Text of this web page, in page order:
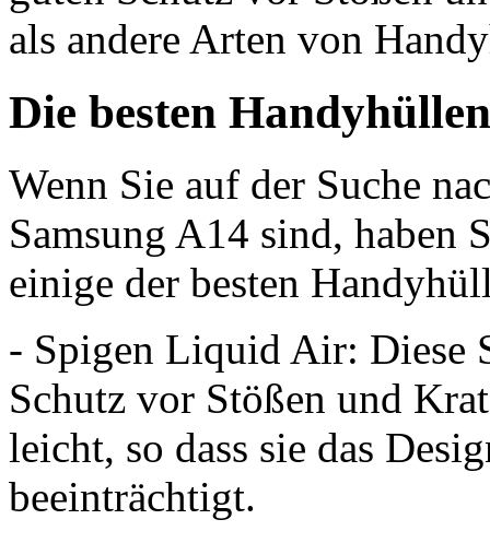
als andere Arten von
Die besten
Wenn Sie auf der Suche
Samsung A14 sind,
einige der besten
- Spigen Liquid Air: Diese
Schutz vor Stößen und
leicht, so dass sie das
beeinträchtigt.